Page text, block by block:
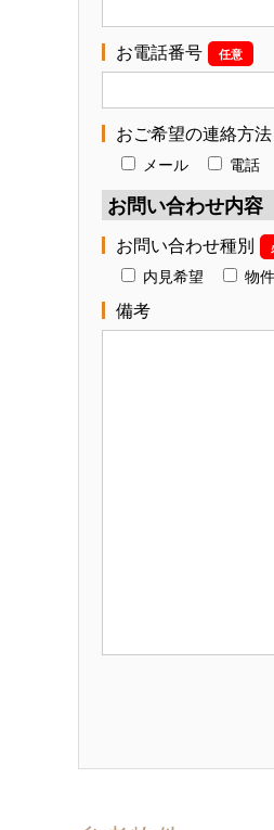
お電話番号 任意
おご希望の連絡方法
メール 電話
お問い合わせ内容
お問い合わせ種別
内見希望 物
備考